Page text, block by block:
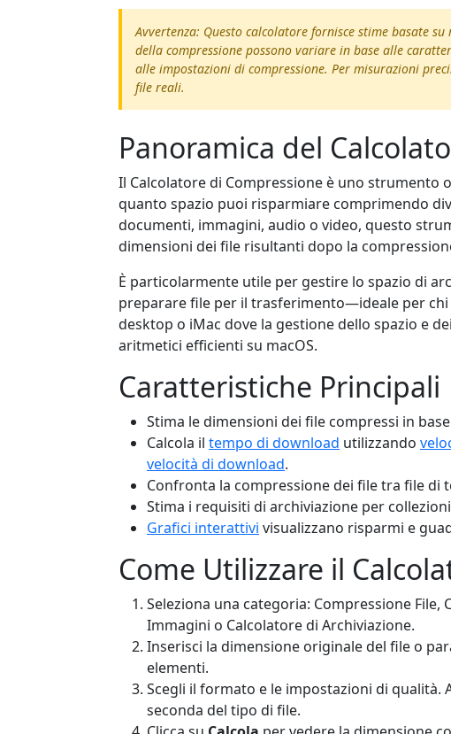
Avvertenza: Questo calcolatore fornisce stime basate
della compressione possono variare in base alle
alle impostazioni di compressione. Per misurazioni
file reali.
Panoramica del
Il Calcolatore di Compressione è uno
quanto spazio puoi risparmiare comprimendo
documenti, immagini, audio o video, questo
dimensioni dei file risultanti dopo la
È particolarmente utile per gestire lo spazio di
preparare file per il trasferimento—ideale per
desktop o iMac dove la gestione dello spazio e
aritmetici efficienti su macOS.
Caratteristiche Principali
Stima le dimensioni dei file compressi in
Calcola il tempo di download utilizzando
velocità di download.
Confronta la compressione dei file tra file di
Stima i requisiti di archiviazione per
Grafici interattivi visualizzano risparmi e
Come Utilizzare il
Seleziona una categoria: Compressione
Immagini o Calcolatore di Archiviazione.
Inserisci la dimensione originale del file o
elementi.
Scegli il formato e le impostazioni di qualità.
seconda del tipo di file.